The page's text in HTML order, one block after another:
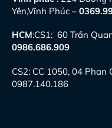
Yên,Vĩnh Phúc –
HCM:CS1: 60 Trần
0986.686.909
CS2: CC 1050, 04 Phan
0987.140.186